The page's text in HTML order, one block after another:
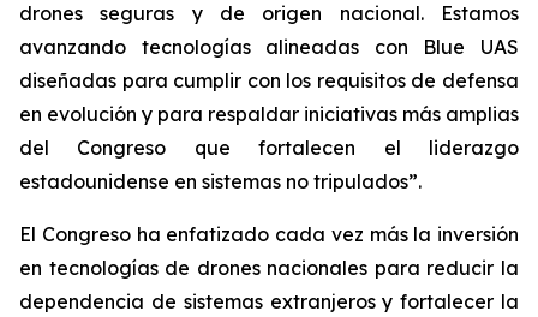
drones seguras y de origen nacional. Estamos
avanzando tecnologías alineadas con Blue UAS
diseñadas para cumplir con los requisitos de defensa
en evolución y para respaldar iniciativas más amplias
del Congreso que fortalecen el liderazgo
estadounidense en sistemas no tripulados”.
El Congreso ha enfatizado cada vez más la inversión
en tecnologías de drones nacionales para reducir la
dependencia de sistemas extranjeros y fortalecer la